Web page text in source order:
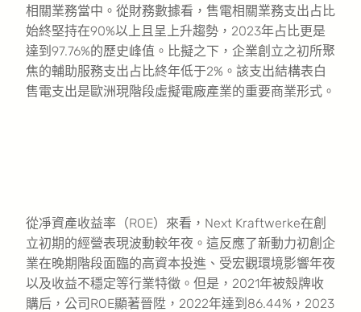
相關業務當中。從財務數據看，售電相關業務支出占比
始終堅持在90%以上且呈上升趨勢，2023年占比更是
達到97.76%的歷史峰值。比擬之下，企業創立之初所聚
焦的輔助服務支出占比終年低于2%。該支出結構表白
售電支出是歐洲現階段虛擬電廠產業的重要商業形式。
從凈資產收益率（ROE）來看，Next Kraftwerke在創
立初期的經營表現波動較年夜。這反應了新動力初創企
業在晚期階段面臨的高資本投進、受宏觀環境影響年夜
以及收益不穩定等行業特徵。但是，2021年被殼牌收
購后，公司ROE顯著晉陞，2022年達到86.44%，2023